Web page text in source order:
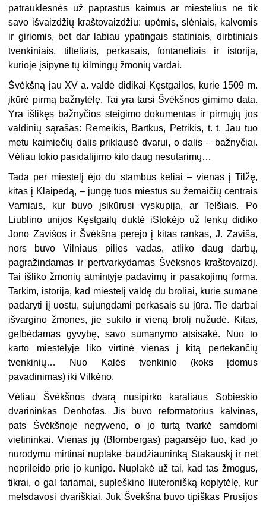
patrauklesnės už paprastus kaimus ar mieste­lius ne tik
savo išvaizdžių kraštovaizdžiu: upėmis, slėniais, kalvomis
ir giriomis, bet dar labiau ypatingais statiniais, dirbtiniais
tvenkiniais, tilteliais, perkasais, fontanėliais ir istorija,
kurioje įsipynė tų kilmingų žmonių vardai.
Švėkšną jau XV a. valdė didikai Kęstgailos, kurie 1509 m.
įkūrė pirmą baž­nytėlę. Tai yra tarsi Švėkšnos gimimo data.
Yra išlikęs bažnyčios steigimo doku­mentas ir pirmųjų jos
valdinių sąrašas: Remeikis, Bartkus, Petrikis, t. t. Jau tuo
metu kaimiečių dalis priklausė dvarui, o dalis – bažnyčiai.
Vėliau tokio pasidalijimo kilo daug nesutarimų…
Tada per miestelį ėjo du stambūs keliai – vienas į Tilžę,
kitas į Klaipėdą, – jungę tuos miestus su žemaičių centrais
Varniais, kur buvo įsikūrusi vyskupija, ar Telšiais. Po
Liublino unijos Kęstgailų duktė iStokėjo už lenkų didiko
Jono Zavišos ir Švėkšna perėjo į kitas rankas, J. Zaviša,
nors buvo Vilniaus pilies vadas, atliko daug darbų,
pagražindamas ir pertvarkydamas Švėksnos kraštovaiz­dį.
Tai išliko žmonių atmintyje padavimų ir pasakojimų forma.
Tarkim, istorija, kad miestelį valdę du broliai, kurie sumanė
padaryti jį uostu, sujungdami perka­sais su jūra. Tie darbai
išvargino žmones, jie sukilo ir vieną brolį nužudė. Kitas,
gelbėdamas gyvybę, savo sumanymo atsisakė. Nuo to
karto miestelyje liko vir­tinė vienas į kitą pertekančių
tvenkinių… Nuo Kalės tvenkinio (koks įdomus
pavadinimas) iki Vilkėno.
Vėliau Švėkšnos dvarą nusipirko karaliaus Sobieskio
dvarininkas Denhofas. Jis buvo reformatorius kalvinas,
pats Švėkšnoje negyveno, o jo turtą tvarkė sam­domi
vietininkai. Vienas jų (Blombergas) pagarsėjo tuo, kad jo
nurodymu mirti­nai nuplakė baudžiauninką Stakauskį ir net
neprileido prie jo kunigo. Nuplakė už tai, kad tas žmogus,
tikrai, o gal tariamai, supleškino liuteronišką koplytėlę, kur
melsdavosi dvariškiai. Juk Švėkšna buvo tipiškas Prūsijos